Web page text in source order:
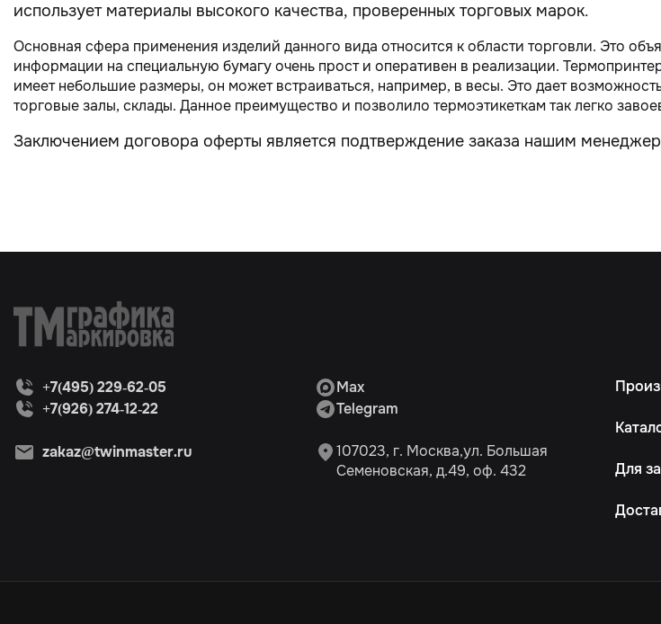
использует материалы высокого качества, проверенных торговых марок.
Основная сфера применения изделий данного вида относится к области торговли. Это
информации на специальную бумагу очень прост и оперативен в реализации.
имеет небольшие размеры, он может встраиваться, например, в весы. Это дает
торговые залы, склады. Данное преимущество и позволило термоэтикеткам так легко
Заключением договора оферты является подтверждение заказа нашим
+7(495) 229-62-05
+7(926) 274-12-22
zakaz@twinmaster.ru
Max
Telegram
107023, г. Москва,ул. Большая
Семеновская, д.49, оф. 432
Для